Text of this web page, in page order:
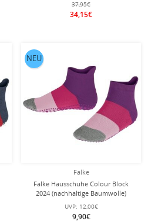
37,95€
34,15€
Falke
Falke Hausschuhe Colour Block
2024 (nachhaltige Baumwolle)
violett/pink Kinder
UVP: 12,00€
9,90€
NEU